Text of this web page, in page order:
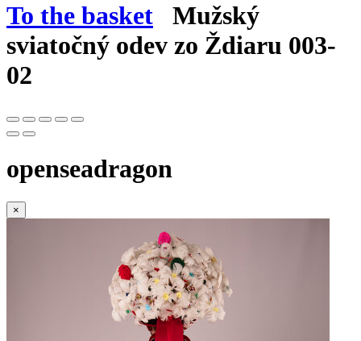
To the basket Mužský
sviatočný odev zo Ždiaru 003-
02
openseadragon
×